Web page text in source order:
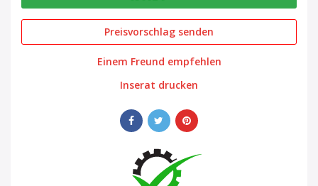
Preisvorschlag senden
Einem Freund empfehlen
Inserat drucken